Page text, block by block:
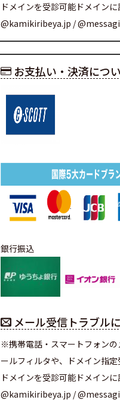
ドメインを受診可能ドメインに
@kamikiribeya.jp /
お支払い・決済につ
銀行振込
メール受信トラブル
※携帯電話・スマートフォン
ールフィルタや、ドメイン指
ドメインを受診可能ドメインに
@kamikiribeya.jp /